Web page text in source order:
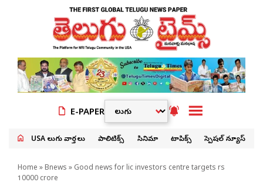
E-PAPER
USA తెలుగు వార్తలు పాలిటిక్స్ సినిమా టాపిక్స్ స్పెషల్ న్యూస్
Home » Bnews » Good news for lic investors centre targets rs
10000 crore